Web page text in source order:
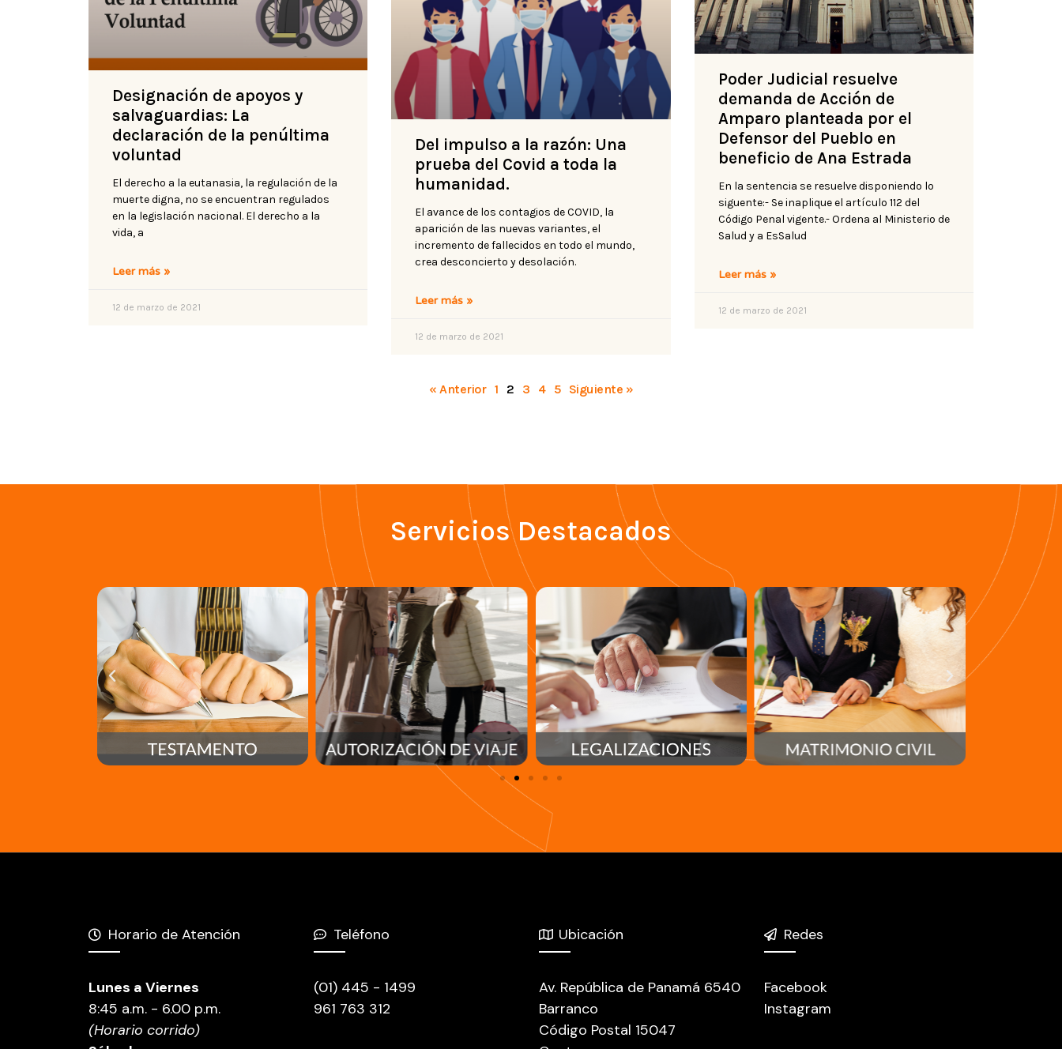
Designación de apoyos y
salvaguardias: La
declaración de la penúltima
voluntad
El derecho a la eutanasia, la regulación de la
muerte digna, no se encuentran regulados
en la legislación nacional. El derecho a la
vida, a
Leer más »
12 de marzo de 2021
Del impulso a la razón: Una
prueba del Covid a toda la
humanidad.
El avance de los contagios de COVID, la
aparición de las nuevas variantes, el
incremento de fallecidos en todo el mundo,
crea desconcierto y desolación.
Leer más »
12 de marzo de 2021
Poder Judicial resuelve
demanda de Acción de
Amparo planteada por el
Defensor del Pueblo en
beneficio de Ana Estrada
En la sentencia se resuelve disponiendo lo
siguente:- Se inaplique el artículo 112 del
Código Penal vigente.- Ordena al Ministerio de
Salud y a EsSalud
Leer más »
12 de marzo de 2021
« Anterior 1 2 3 4 5 Siguiente »
Servicios Destacados
Horario de Atención
Lunes a Viernes
8:45 a.m. - 6.00 p.m.
(Horario corrido)
Teléfono
(01) 445 - 1499
961 763 312
Ubicación
Av. República de Panamá 6540
Barranco
Código Postal 15047
Redes
Facebook
Instagram